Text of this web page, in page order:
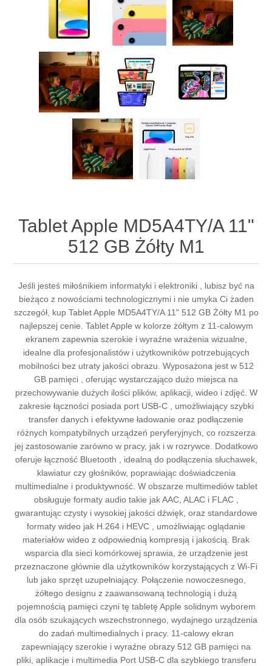
Tablet Apple MD5A4TY/A 11"
512 GB Żółty M1
Jeśli jesteś miłośnikiem informatyki i elektroniki , lubisz być na
bieżąco z nowościami technologicznymi i nie umyka Ci żaden
szczegół, kup Tablet Apple MD5A4TY/A 11" 512 GB Żółty M1 po
najlepszej cenie. Tablet Apple w kolorze żółtym z 11-calowym
ekranem zapewnia szerokie i wyraźne wrażenia wizualne,
idealne dla profesjonalistów i użytkowników potrzebujących
mobilności bez utraty jakości obrazu. Wyposażona jest w 512
GB pamięci , oferując wystarczająco dużo miejsca na
przechowywanie dużych ilości plików, aplikacji, wideo i zdjęć. W
zakresie łączności posiada port USB-C , umożliwiający szybki
transfer danych i efektywne ładowanie oraz podłączenie
różnych kompatybilnych urządzeń peryferyjnych, co rozszerza
jej zastosowanie zarówno w pracy, jak i w rozrywce. Dodatkowo
oferuje łączność Bluetooth , idealną do podłączenia słuchawek,
klawiatur czy głośników, poprawiając doświadczenia
multimedialne i produktywność. W obszarze multimediów tablet
obsługuje formaty audio takie jak AAC, ALAC i FLAC ,
gwarantując czysty i wysokiej jakości dźwięk, oraz standardowe
formaty wideo jak H.264 i HEVC , umożliwiając oglądanie
materiałów wideo z odpowiednią kompresją i jakością. Brak
wsparcia dla sieci komórkowej sprawia, że urządzenie jest
przeznaczone głównie dla użytkowników korzystających z Wi-Fi
lub jako sprzęt uzupełniający. Połączenie nowoczesnego,
żółtego designu z zaawansowaną technologią i dużą
pojemnością pamięci czyni tę tabletę Apple solidnym wyborem
dla osób szukających wszechstronnego, wydajnego urządzenia
do zadań multimedialnych i pracy. 11-calowy ekran
zapewniający szerokie i wyraźne obrazy 512 GB pamięci na
pliki, aplikacje i multimedia Port USB-C dla szybkiego transferu